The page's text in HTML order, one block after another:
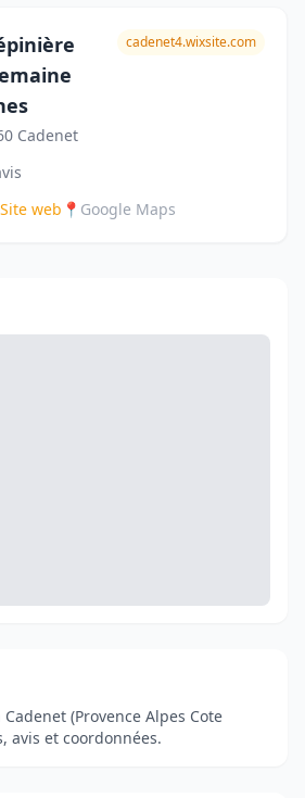
Cadenet
cadenet4.wixsite.com
Site web 📍 Google Maps
(Provence Alpes Cote
avis et coordonnées.